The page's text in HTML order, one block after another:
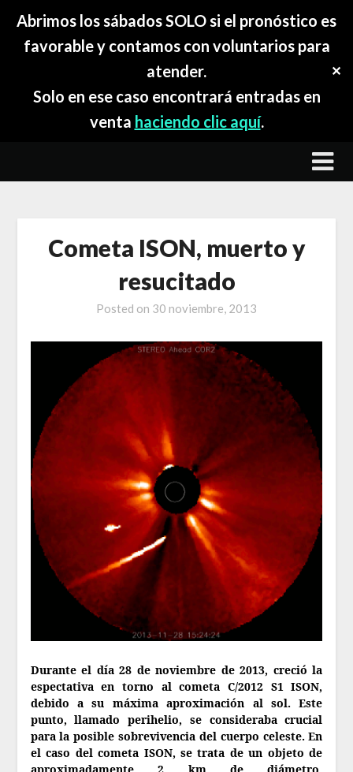
Abrimos los sábados SOLO si el pronóstico es
favorable y contamos con voluntarios para
atender.
Solo en ese caso encontrará entradas en
venta haciendo clic aquí.
✕
Cometa ISON, muerto y
resucitado
Posted on 30 noviembre, 2013
Durante el día 28 de noviembre de 2013, creció la
espectativa en torno al cometa C/2012 S1 ISON,
debido a su máxima aproximación al sol. Este
punto, llamado perihelio, se consideraba crucial
para la posible sobrevivencia del cuerpo celeste. En
el caso del cometa ISON, se trata de un objeto de